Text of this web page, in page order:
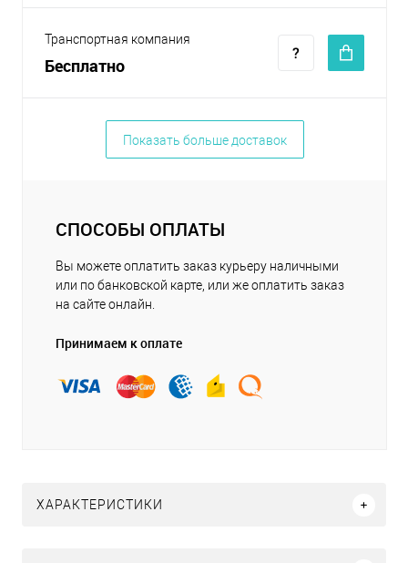
Транспортная компания
Бесплатно
Показать больше доставок
СПОСОБЫ ОПЛАТЫ
Вы можете оплатить заказ курьеру наличными
или по банковской карте, или же оплатить заказ
на сайте онлайн.
Принимаем к оплате
ХАРАКТЕРИСТИКИ